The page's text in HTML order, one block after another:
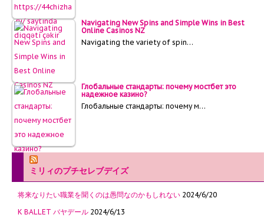
Navigating New Spins and Simple Wins in Best
Online Casinos NZ
Navigating the variety of spin…
Глобальные стандарты: почему мостбет это
надежное казино?
Глобальные стандарты: почему м…
ミリィのプチセレブデイズ
将来なりたい職業を聞くのは愚問なのかもしれない 2024/6/20
K BALLET バヤデール 2024/6/13